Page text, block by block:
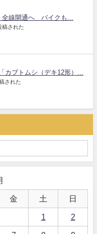
全線開通へ バイクも...
稿された
カブトムシ（デキ12形）...
された
金 土 日
1 2